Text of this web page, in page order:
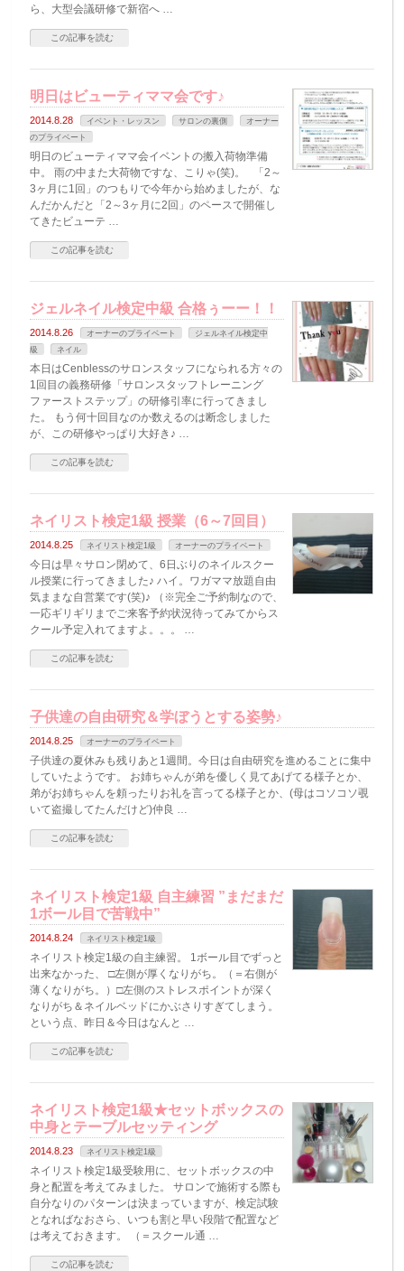
ら、大型会議研修で新宿へ …
この記事を読む
明日はビューティママ会です♪
2014.8.28 イベント・レッスン サロンの裏側
オーナー
のプライベート
明日のビューティママ会イベントの搬入荷物準備
中。 雨の中また大荷物ですな、こりゃ(笑)。 「2～
3ヶ月に1回」のつもりで今年から始めましたが、な
んだかんだと「2～3ヶ月に2回」のペースで開催し
てきたビューテ …
この記事を読む
ジェルネイル検定中級 合格ぅーー！！
2014.8.26 オーナーのプライベート
ジェルネイル検定中
級
ネイル
本日はCenblessのサロンスタッフになられる方々の
1回目の義務研修「サロンスタッフトレーニング
ファーストステップ」の研修引率に行ってきまし
た。 もう何十回目なのか数えるのは断念しました
が、この研修やっぱり大好き♪ …
この記事を読む
ネイリスト検定1級 授業（6～7回目）
2014.8.25 ネイリスト検定1級 オーナーのプライベート
今日は早々サロン閉めて、6日ぶりのネイルスクー
ル授業に行ってきました♪ ハイ。ワガママ放題自由
気ままな自営業です(笑)♪ （※完全ご予約制なので、
一応ギリギリまでご来客予約状況待ってみてからス
クール予定入れてますよ。。。 …
この記事を読む
子供達の自由研究＆学ぼうとする姿勢♪
2014.8.25 オーナーのプライベート
子供達の夏休みも残りあと1週間。今日は自由研究を進めることに集中
していたようです。 お姉ちゃんが弟を優しく見てあげてる様子とか、
弟がお姉ちゃんを頼ったりお礼を言ってる様子とか、(母はコソコソ覗
いて盗撮してたんだけど)仲良 …
この記事を読む
ネイリスト検定1級 自主練習 ”まだまだ
1ボール目で苦戦中”
2014.8.24 ネイリスト検定1級
ネイリスト検定1級の自主練習。 1ボール目でずっと
出来なかった、 □左側が厚くなりがち。（＝右側が
薄くなりがち。）□左側のストレスポイントが深く
なりがち＆ネイルベッドにかぶさりすぎてしまう。
という点、昨日＆今日はなんと …
この記事を読む
ネイリスト検定1級★セットボックスの
中身とテーブルセッティング
2014.8.23 ネイリスト検定1級
ネイリスト検定1級受験用に、セットボックスの中
身と配置を考えてみました。 サロンで施術する際も
自分なりのパターンは決まっていますが、検定試験
となればなおさら、いつも割と早い段階で配置など
は考えておきます。 （＝スクール通 …
この記事を読む